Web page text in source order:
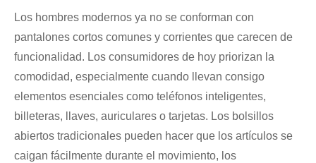
Los hombres modernos ya no se conforman con
pantalones cortos comunes y corrientes que carecen de
funcionalidad. Los consumidores de hoy priorizan la
comodidad, especialmente cuando llevan consigo
elementos esenciales como teléfonos inteligentes,
billeteras, llaves, auriculares o tarjetas. Los bolsillos
abiertos tradicionales pueden hacer que los artículos se
caigan fácilmente durante el movimiento, los